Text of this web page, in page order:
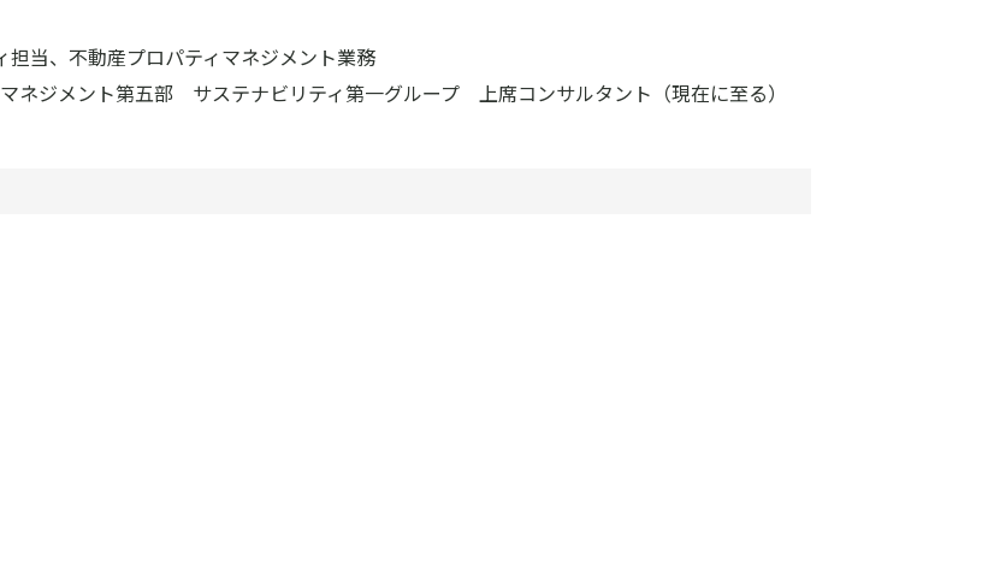
当、不動産プロパティマネジメント業務
ネジメント第五部 サステナビリティ第一グループ 上席コンサルタント（現在に至る）